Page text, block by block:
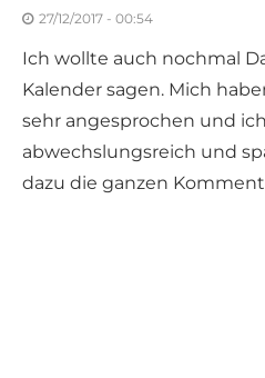
27/12/2017 - 00:54
Ich wollte auch nochmal
Kalender sagen. Mich
sehr angesprochen und
abwechslungsreich und
dazu die ganzen